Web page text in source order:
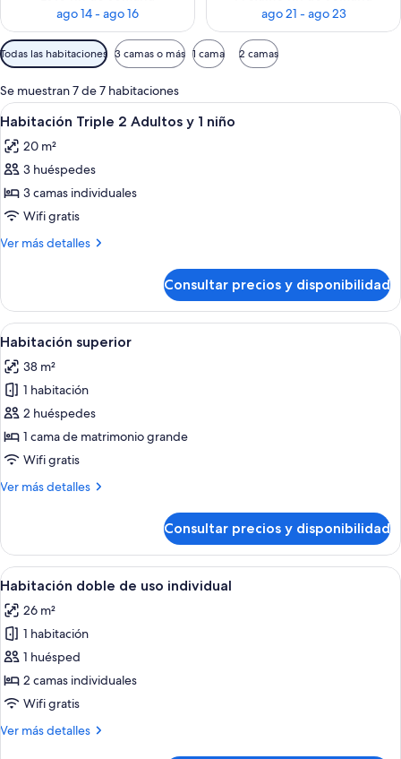
ago 14 - ago 16
ago 21 - ago 23
Filtros
disponibles
para
las
habitaciones
Todas las habitaciones 3 camas o más 1 cama 2 camas
Se muestran 7 de 7 habitaciones
Abrir
todas
las
fotos
de
Habitación
Triple
y
niño
Habitación de hotel con dos camas,
6
Habitación Triple 2 Adultos y 1 niño
20 m²
3 huéspedes
3 camas individuales
Wifi gratis
Ver más detalles
Más
Triple
Adultos
niño
Consultar precios y disponibilidad
Abrir
todas
las
fotos
de
Habitación
superior
Habitación de hotel con una cama,
4
Habitación superior
38 m²
1 habitación
2 huéspedes
1 cama de matrimonio grande
Wifi gratis
Ver más detalles
Más
superior
Consultar precios y disponibilidad
Abrir
todas
las
fotos
de
Habitación
doble
uso
Minibar, caja fuerte, cortinas opacas
4
Habitación doble de uso individual
26 m²
1 habitación
1 huésped
2 camas individuales
Wifi gratis
Ver más detalles
Más